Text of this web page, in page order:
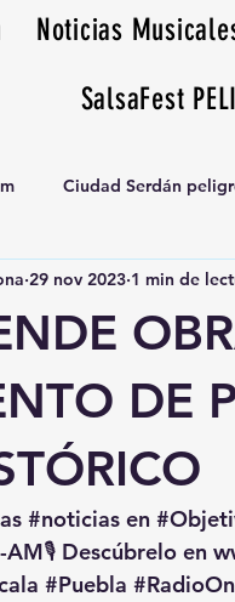
Noticias
SalsaFest
Ciudad Serdán
peligrosa 1370am
DE
29 nov 2023 1 min de
#noticias en
Descúbrelo en
#Puebla